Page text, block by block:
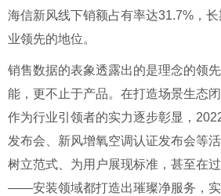
海信新风线下销额占有率达31.7%，
业领先的地位。
销售数据的表象透露出的是理念的领
能，更不止于产品。在打造场景生态
作为行业引领者的实力逐步彰显，
发布会、新风增氧空调认证发布会等
树立范式、为用户展现标准，甚至在
——安装领域都打造出璀璨净服务，